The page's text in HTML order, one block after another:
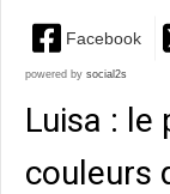
Facebook
powered by social2s
Luisa : le
couleurs